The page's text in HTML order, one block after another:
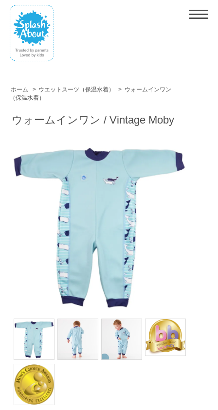
ホーム > ウエットスーツ（保温水着） > ウォームインワン
（保温水着）
ウォームインワン / Vintage Moby